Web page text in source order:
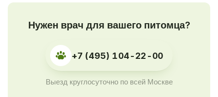
Нужен врач для вашего питомца?
+7 (495) 104-22-00
Выезд круглосуточно по всей Москве